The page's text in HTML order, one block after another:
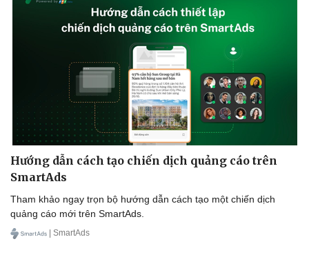
Hướng dẫn cách tạo chiến dịch quảng cáo trên
SmartAds
Tham khảo ngay trọn bộ hướng dẫn cách tạo một chiến dịch
quảng cáo mới trên SmartAds.
| SmartAds